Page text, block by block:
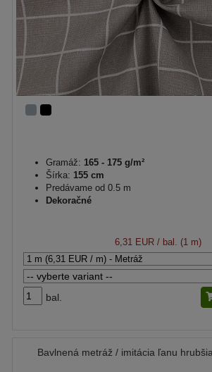
Gramáž: 165 - 175 g/m²
Šírka: 155 cm
Predávame od 0.5 m
Dekoračné
6,31 EUR/ bal. (1 m)
bal.
Bavlnená metráž / imitácia ľanu